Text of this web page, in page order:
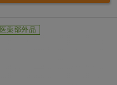
医薬部外品